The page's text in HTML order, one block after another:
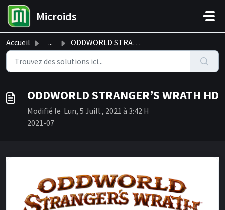
Passer au contenu principal
Microids
Accueil ... ODDWORLD STRANGER’S WRATH HD
ODDWORLD STRANGER’S WRATH HD
Modifié le Lun, 5 Juill., 2021 à 3:42 H
2021-07